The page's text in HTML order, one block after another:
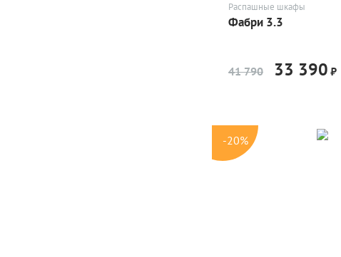
Распашные шкафы
Фабри 3.3
41 790 33 390 ₽
-20%